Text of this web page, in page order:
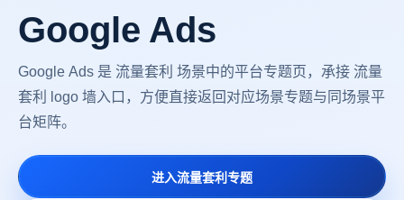
Google Ads
Google Ads 是 流量套利 场景中的平台专题页，承接 流量
套利 logo 墙入口，方便直接返回对应场景专题与同场景平
台矩阵。
进入流量套利专题